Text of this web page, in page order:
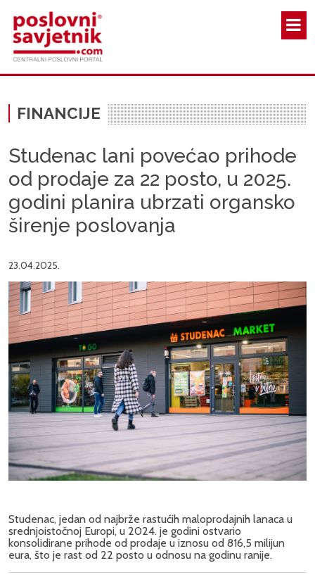
FINANCIJE
Studenac lani povećao prihode
od prodaje za 22 posto, u 2025.
godini planira ubrzati organsko
širenje poslovanja
23.04.2025.
Studenac, jedan od najbrže rastućih maloprodajnih lanaca u
srednjoistočnoj Europi, u 2024. je godini ostvario
konsolidirane prihode od prodaje u iznosu od 816,5 milijun
eura, što je rast od 22 posto u odnosu na godinu ranije.